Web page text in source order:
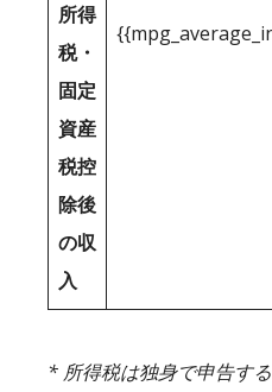
所得
税・
固定
資産
税控
除後
の収
入
* 所得税は独身で申告す